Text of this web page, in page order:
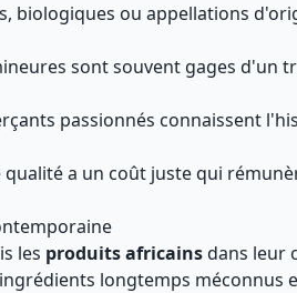
biologiques ou appellations
sont souvent gages d'un
passionnés connaissent
a un coût juste qui
les produits africainsdans leur
longtemps méconnus